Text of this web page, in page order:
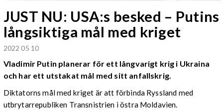
JUST NU: USA:s besked – Putins
långsiktiga mål med kriget
2022 05 10
Vladimir Putin planerar för ett långvarigt krig i Ukraina
och har ett utstakat mål med sitt anfallskrig.
Diktatorns mål med kriget är att förbinda Ryssland med
utbrytarrepubliken Transnistrien i östra Moldavien.